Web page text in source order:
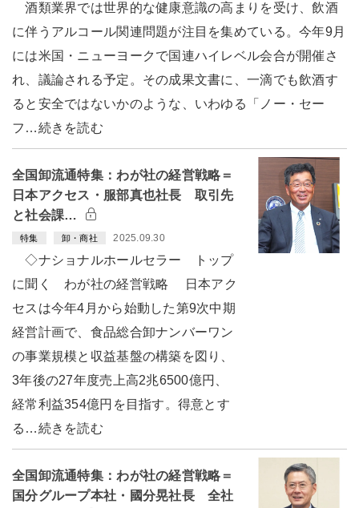
酒類業界では世界的な健康意識の高まりを受け、飲酒
に伴うアルコール関連問題が注目を集めている。今年9月
には米国・ニューヨークで国連ハイレベル会合が開催さ
れ、議論される予定。その成果文書に、一滴でも飲酒す
ると安全ではないかのような、いわゆる「ノー・セー
フ…続きを読む
全国卸流通特集：わが社の経営戦略＝
日本アクセス・服部真也社長 取引先
と社会課…
特集 卸・商社 2025.09.30
◇ナショナルホールセラー トップ
に聞く わが社の経営戦略 日本アク
セスは今年4月から始動した第9次中期
経営計画で、食品総合卸ナンバーワン
の事業規模と収益基盤の構築を図り、
3年後の27年度売上高2兆6500億円、
経常利益354億円を目指す。得意とす
る…続きを読む
全国卸流通特集：わが社の経営戦略＝
国分グループ本社・國分晃社長 全社